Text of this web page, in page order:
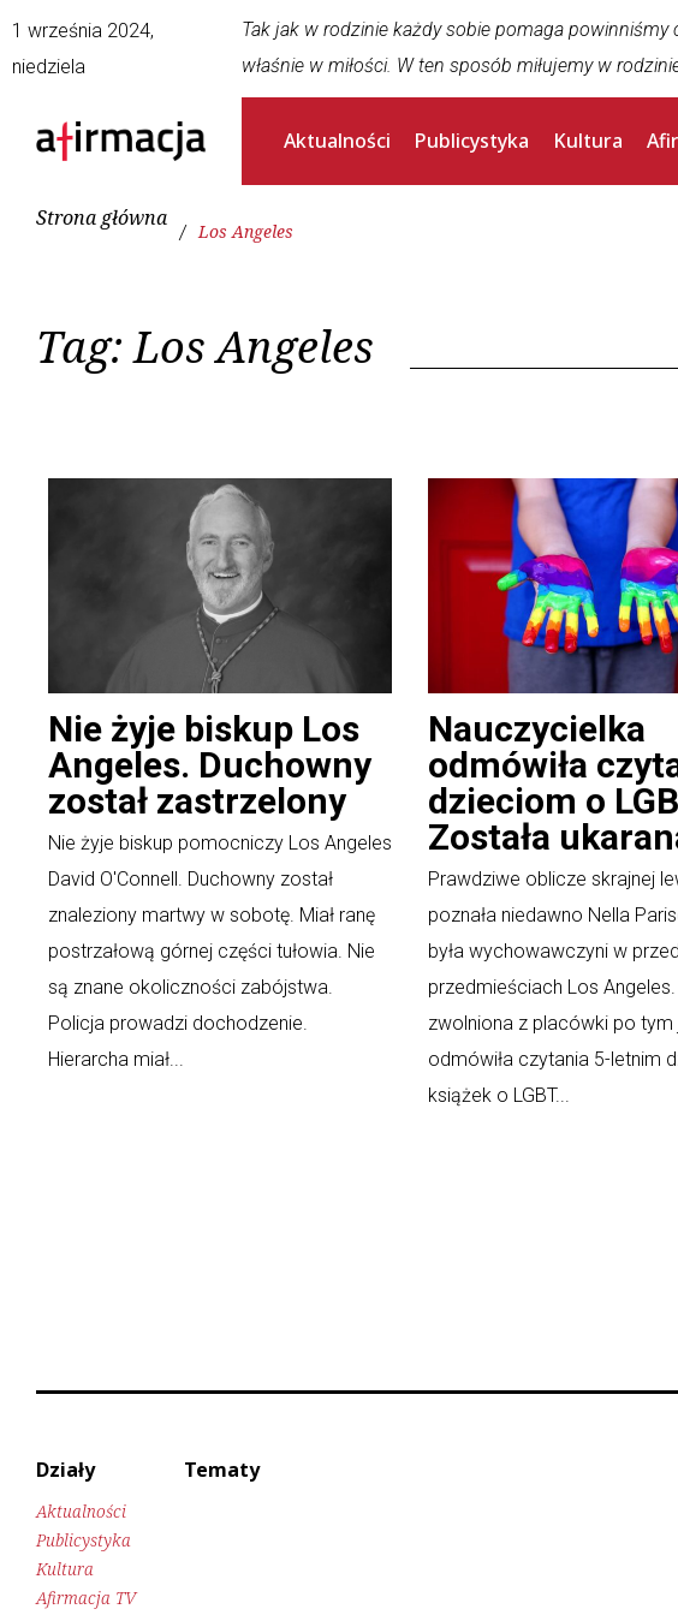
1 września 2024,
niedziela
Tak jak w rodzinie każdy sobie pomaga
właśnie w miłości. W ten sposób miłujemy w
Aktualności Publicystyka Kultura
Strona główna
/ Los Angeles
Tag:Los Angeles
Nie żyje biskup Los
Angeles. Duchowny
został zastrzelony
Nie żyje biskup pomocniczy Los Angeles
David O'Connell. Duchowny został
znaleziony martwy w sobotę. Miał ranę
postrzałową górnej części tułowia. Nie
są znane okoliczności zabójstwa.
Policja prowadzi dochodzenie.
Hierarcha miał...
Nauczycielka
odmówiła
dzieciom o
Została
Prawdziwe oblicze skrajnej
poznała niedawno Nella
była wychowawczyni w
przedmieściach Los Angeles.
zwolniona z placówki po tym
odmówiła czytania 5-letnim
książek o LGBT...
Działy
Aktualności
Publicystyka
Kultura
Afirmacja TV
Tematy